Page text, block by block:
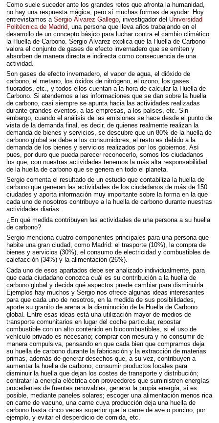
Como suele suceder ante los grandes retos que afronta la humanidad,
no hay una respuesta mágica, pero sí muchas formas de ayudar. Hoy
entrevistamos a Sergio Álvarez Gallego, investigador del Universidad
Politécnica de Madrid, una persona que lleva años trabajando en el
desarrollo de un concepto básico para luchar contra el cambio climático:
la Huella de Carbono. Sergio Álvarez explica que la Huella de Carbono
valora el conjunto de gases de efecto invernadero que se emiten y
absorben de manera directa e indirecta como consecuencia de una
actividad.
Son gases de efecto invernadero, el vapor de agua, el dióxido de
carbono, el metano, los óxidos de nitrógeno, el ozono, los gases
fluorados, etc., y todos ellos cuentan a la hora de calcular la Huella de
Carbono. Si atendemos a las informaciones que se dan sobre la huella
de carbono, casi siempre se apunta hacia las actividades realizadas
durante grandes eventos, a las empresas, a los países, etc. Sin
embargo, cuando el análisis de las emisiones se hace desde el punto de
vista de la demanda final, es decir, de quienes realmente realizan la
demanda de bienes y servicios, se descubre que un 80% de la huella de
carbono global se debe a los consumidores, el resto es debido a la
demanda de los bienes y servicios realizados por los gobiernos. Así
pues, por duro que pueda parecer reconocerlo, somos los ciudadanos
los que, con nuestras actividades tenemos la más alta responsabilidad
de la huella de carbono que se genera en todo el planeta.
Sergio comenta el resultado de un estudio que contabiliza la huella de
carbono que generan las actividades de los ciudadanos de más de 150
ciudades y aporta información muy importante sobre la forma en la que
cada uno de nosotros contribuye a la huella de carbono durante nuestras
actividades diarias.
¿En qué medida contribuyen las actividades de una persona a su huella
de carbono?
Sergio menciona cuatro componentes principales para una persona que
habite una gran ciudad, como Madrid: el trasporte (10%), la compra de
bienes y servicios (30%), el consumo de electricidad y combustibles de
calefacción (34%) y la alimentación (26%).
Cada uno de esos apartados debe ser analizado individualmente, para
que cada ciudadano conozca cuál es su contribución a la huella de
carbono global y decida qué aspectos puede cambiar para disminuirla.
Ejemplos hay muchos y Sergio nos ofrece algunas ideas interesantes
para que cada uno de nosotros, en la medida de sus posibilidades,
aporte su granito de arena a la disminución de la Huella de Carbono
global. Entre esas ideas está una utilización mayor de medios de
transporte comunitarios en lugar del coche particular, repostar
combustible con un alto contenido en biocombustibles, si el uso de
vehículo privado es necesario; comprar con mesura y no consumir de
manera compulsiva, pensando en que cada bien que compramos deja
su huella de carbono durante la fabricación y la extracción de materias
primas, además de generar desechos que, a su vez, contribuyen a
aumentar la huella de carbono; consumir productos locales para
disminuir la huella que dejan los costes de transporte y distribución;
contratar la energía eléctrica con proveedores que suministren energías
procedentes de fuentes renovables, generar la propia energía, si es
posible, mediante paneles solares; escoger una alimentación menos rica
en carne de vacuno, una carne cuya producción deja una huella de
carbono hasta cinco veces superior que la carne de ave o porcino, por
ejemplo, y evitar el desperdicio de comida, etc.